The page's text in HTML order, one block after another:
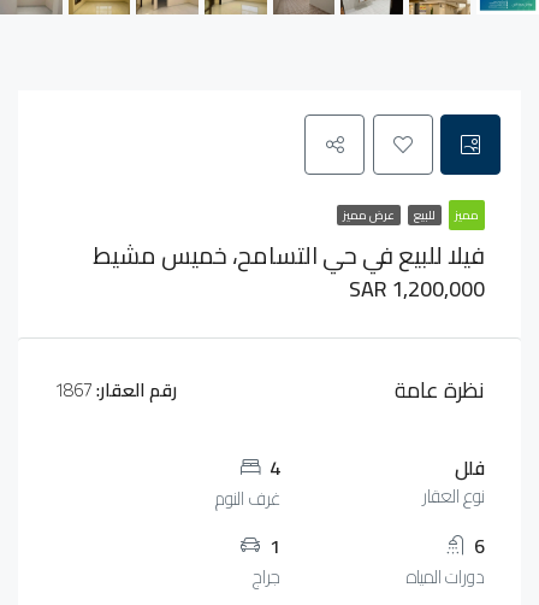
مميز للبيع عرض مميز
فيلا للبيع في حي التسامح، خميس مشيط
SAR 1,200,000
نظرة عامة رقم العقار:
فلل
نوع العقار
4
غرف النوم
6
دورات المياه
1
جراج